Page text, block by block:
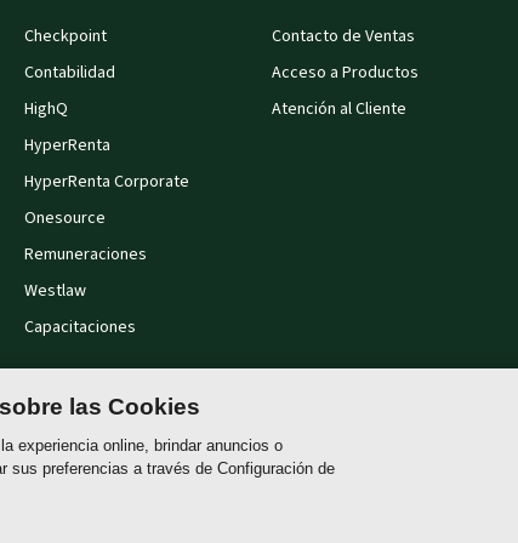
Checkpoint
Contabilidad
HighQ
HyperRenta
HyperRenta Corporate
Onesource
Remuneraciones
Westlaw
Capacitaciones
Contacto de Ventas
Acceso a Productos
Atención al Cliente
Política de cookies
las Cookies
experiencia online, brindar anuncios o
sus preferencias a través de Configuración de